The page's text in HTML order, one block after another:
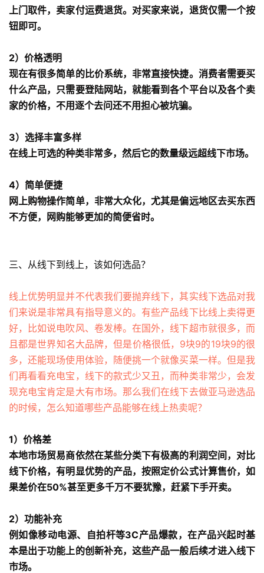
上门取件，卖家付运费退货。对买家来说，退货仅需一个按
钮即可。
2）价格透明
现在有很多简单的比价系统，非常直接快捷。消费者需要买
什么产品，只需要登陆网站，就能看到各个平台以及各个卖
家的价格，不用逐个去问还不用担心被坑骗。
3）选择丰富多样
在线上可选的种类非常多，然后它的数量级远超线下市场。
4）简单便捷
网上购物操作简单，非常大众化，尤其是偏远地区去买东西
不方便，网购能够更加的简便省时。
三、从线下到线上，该如何选品？
线上优势明显并不代表我们要抛弃线下，其实线下选品对我
们来说是非常具有指导意义的。有些产品线下比线上卖得更
好，比如说电吹风、卷发棒。在国外，线下超市就很多，而
且都是世界知名大品牌，但是价格很低，9块9的19块9的很
多，还能现场使用体验，随便挑一个就像买菜一样。但是我
们再看看充电宝，线下的款式少又丑，而种类非常少，会发
现充电宝肯定是大有市场。那么我们在线下去做亚马逊选品
的时候，怎么知道哪些产品能够在线上热卖呢？
1）价格差
本地市场贸易商依然在某些分类下有极高的利润空间，对比
线下价格，有明显优势的产品，按照定价公式计算售价，如
果差价在50%甚至更多千万不要犹豫，赶紧下手开卖。
2）功能补充
例如像移动电源、自拍杆等3C产品爆款，在产品兴起时基
本是出于功能上的创新补充，这些产品一般后续才进入线下
市场。